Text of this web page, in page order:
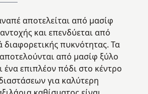
αποτελείται από μασίφ
και επενδύεται από
πυκνότητας. Τα
από μασίφ ξύλο
ένα επιπλέον πόδι στο κέντρο
για καλύτερη